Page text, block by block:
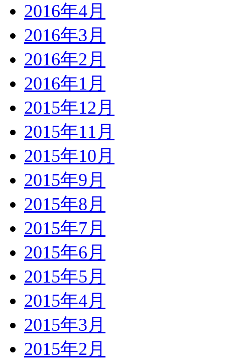
2016年4月
2016年3月
2016年2月
2016年1月
2015年12月
2015年11月
2015年10月
2015年9月
2015年8月
2015年7月
2015年6月
2015年5月
2015年4月
2015年3月
2015年2月